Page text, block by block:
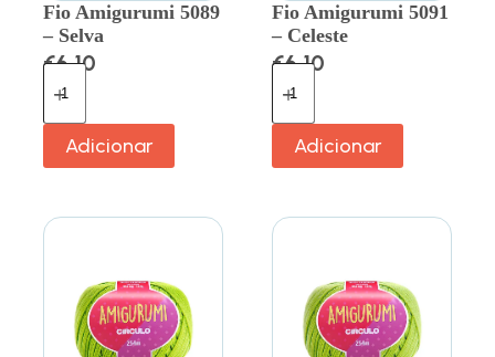
Fio Amigurumi 5089
– Selva
€6.10
Adicionar
Fio Amigurumi 5091
– Celeste
€6.10
Adicionar